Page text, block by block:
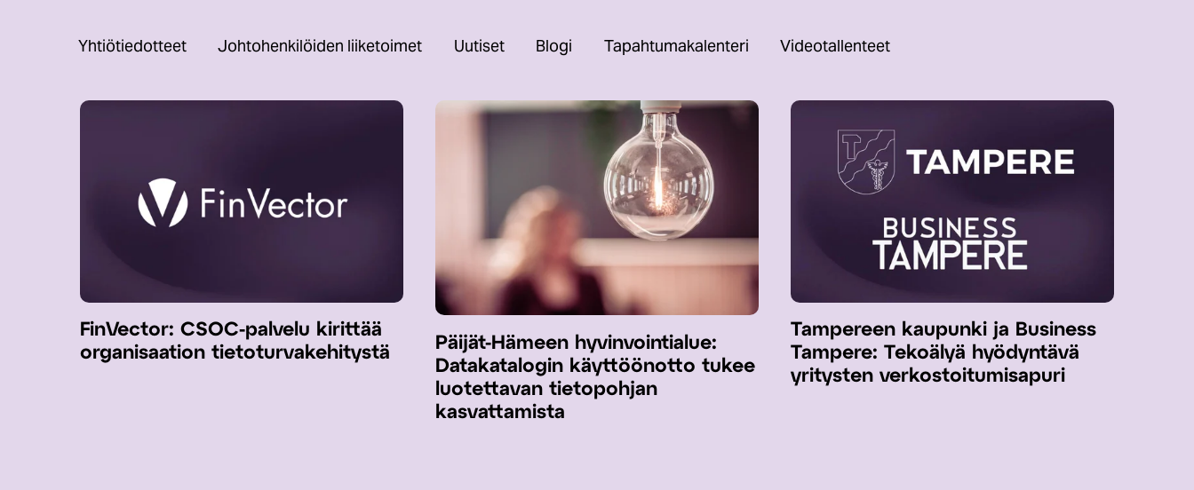
Yhtiötiedotteet Johtohenkilöiden liiketoimet Uutiset Blogi Tapahtumakalenteri Videotallenteet
FinVector: CSOC-palvelu kirittää
organisaation tietoturvakehitystä
Päijät-Hämeen hyvinvointialue:
Datakatalogin käyttöönotto tukee
luotettavan tietopohjan
kasvattamista
Tampereen kaupunki ja Business
Tampere: Tekoälyä hyödyntävä
yritysten verkostoitumisapuri